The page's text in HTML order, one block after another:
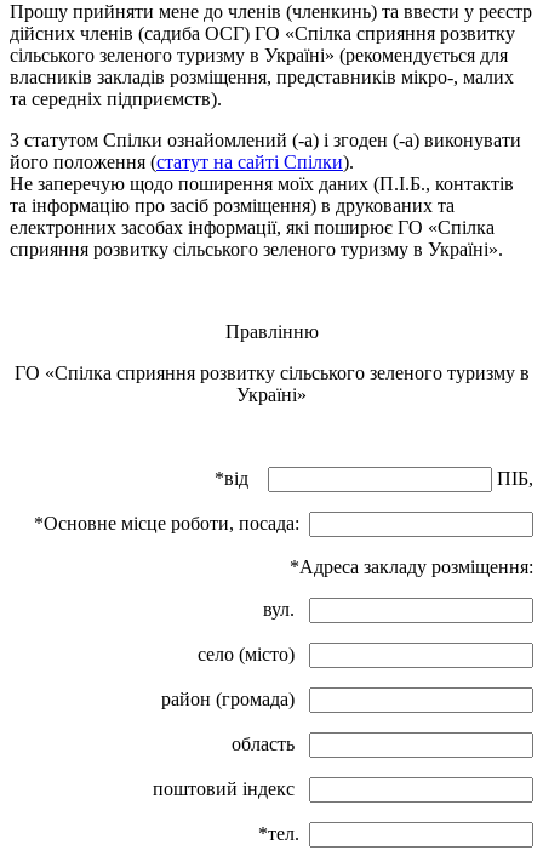
Прошу прийняти мене до членів (членкинь) та ввести у реєстр
дійсних членів (садиба ОСГ) ГО «Спілка сприяння розвитку
сільського зеленого туризму в Україні» (рекомендується для
власників закладів розміщення, представників мікро-, малих
та середніх підприємств).
З статутом Спілки ознайомлений (-а) і згоден (-а) виконувати
його положення (статут на сайті Спілки).
Не заперечую щодо поширення моїх даних (П.І.Б., контактів
та інформацію про засіб розміщення) в друкованих та
електронних засобах інформації, які поширює ГО «Спілка
сприяння розвитку сільського зеленого туризму в Україні».
Правлінню
ГО «Спілка сприяння розвитку сільського зеленого туризму в
Україні»
*від ПІБ,
*Основне місце роботи, посада:
*Адреса закладу розміщення:
вул.
село (місто)
район (громада)
область
поштовий індекс
*тел.